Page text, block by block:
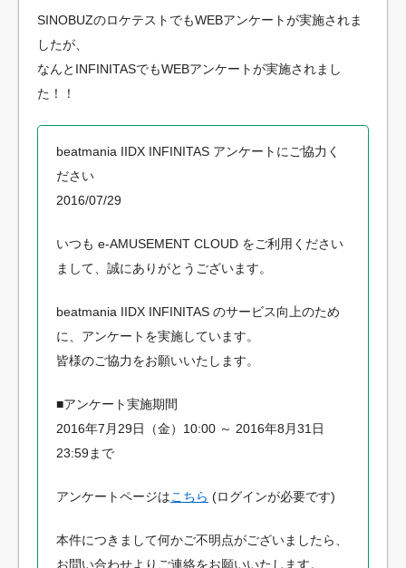
SINOBUZのロケテストでもWEBアンケートが実施されま
したが、
なんとINFINITASでもWEBアンケートが実施されまし
た！！
beatmania IIDX INFINITAS アンケートにご協力く
ださい
2016/07/29
いつも e-AMUSEMENT CLOUD をご利用ください
まして、誠にありがとうございます。
beatmania IIDX INFINITAS のサービス向上のため
に、アンケートを実施しています。
皆様のご協力をお願いいたします。
■アンケート実施期間
2016年7月29日（金）10:00 ～ 2016年8月31日
23:59まで
アンケートページはこちら (ログインが必要です)
本件につきまして何かご不明点がございましたら、
お問い合わせよりご連絡をお願いいたします。